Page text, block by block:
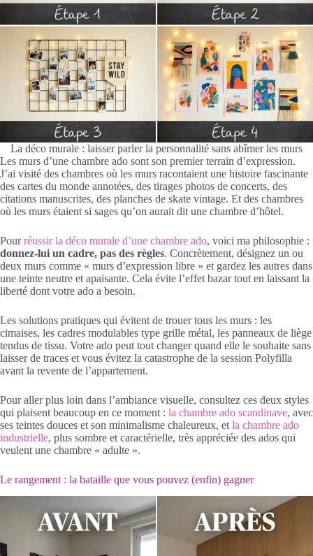
La déco murale : laisser parler la personnalité sans abîmer les murs
Les murs d’une chambre ado sont son premier terrain d’expression.
J’ai visité des chambres où les murs racontaient une histoire fascinante
des cartes du monde annotées, des tirages photos de concerts, des
citations manuscrites, des planches de skate vintage. Et des chambres
où les murs étaient si sages qu’on aurait dit une chambre d’hôtel.
Pourréussir la déco murale d’une chambre ado, voici ma philosophie :
donnez-lui un cadre, pas des règles. Concrètement, désignez un ou
deux murs comme « murs d’expression libre » et gardez les autres dans
une teinte neutre et apaisante. Cela évite l’effet bazar tout en laissant la
liberté dont votre ado a besoin.
Les solutions pratiques qui évitent de trouer tous les murs : les
cimaises, les cadres modulables type grille métal, les panneaux de liège
tendus de tissu. Votre ado peut tout changer quand elle le souhaite sans
laisser de traces et vous évitez la catastrophe de la session Polyfilla
avant la revente de l’appartement.
Pour aller plus loin dans l’ambiance visuelle, consultez ces deux styles
qui plaisent beaucoup en ce moment : la chambre ado scandinave, avec
ses teintes douces et son minimalisme chaleureux, et la chambre ado
industrielle, plus sombre et caractérielle, très appréciée des ados qui
veulent une chambre « adulte ».
Le rangement : la bataille que vous pouvez (enfin) gagner